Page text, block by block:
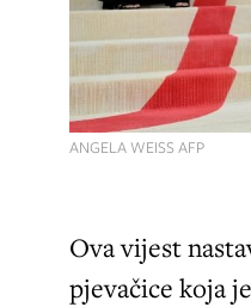
ANGELA WEISS AFP
Ova vijest
pjevačice koja